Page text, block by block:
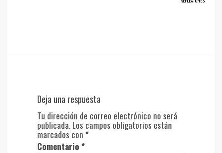
Deja una respuesta
Tu dirección de correo electrónico no será
publicada. Los campos obligatorios están
marcados con *
Comentario *